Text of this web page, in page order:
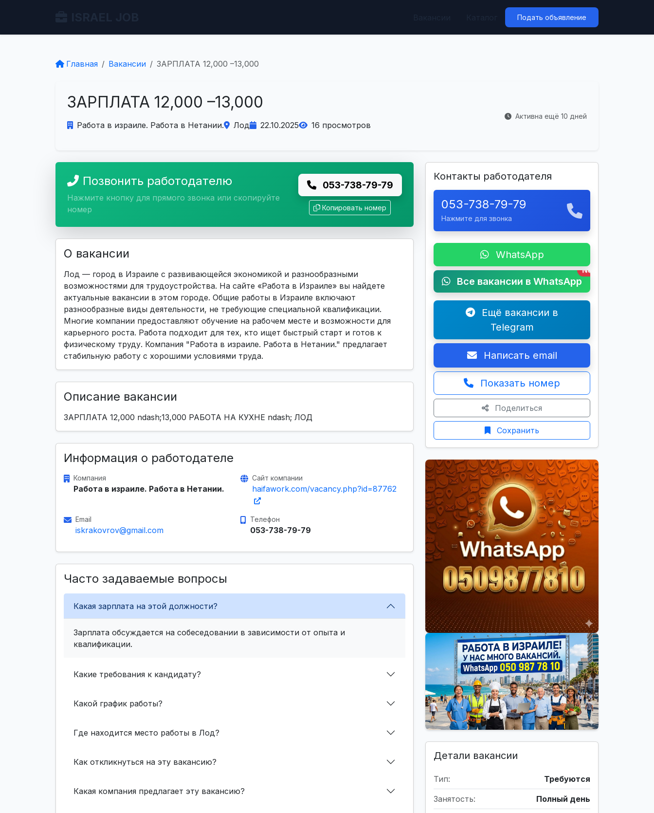
Подать объявление
Главная Вакансии ЗАРПЛАТА 12,000 –13,000
ЗАРПЛАТА 12,000 –13,000
Работа в израиле. Работа в Нетании. Лод 22.10.2025 16 просмотров
Активна ещё 10 дней
Позвонить работодателю
Нажмите кнопку для прямого звонка или скопируйте
номер
053-738-79-79
Копировать номер
О вакансии
Лод — город в Израиле с развивающейся экономикой и разнообразными
возможностями для трудоустройства. На сайте «Работа в Израиле» вы найдете
актуальные вакансии в этом городе. Общие работы в Израиле включают
разнообразные виды деятельности, не требующие специальной квалификации.
Многие компании предоставляют обучение на рабочем месте и возможности для
карьерного роста. Работа подходит для тех, кто ищет быстрый старт и готов к
физическому труду. Компания "Работа в израиле. Работа в Нетании." предлагает
стабильную работу с хорошими условиями труда.
Описание вакансии
ЗАРПЛАТА 12,000 ndash;13,000 РАБОТА НА КУХНЕ ndash; ЛОД
Информация о работодателе
Компания
Работа в израиле. Работа в Нетании.
Сайт компании
haifawork.com/vacancy.php?id=87762
Email
iskrakovrov@gmail.com
Телефон
053-738-79-79
Часто задаваемые вопросы
Какая зарплата на этой должности?
Зарплата обсуждается на собеседовании в зависимости от опыта и
квалификации.
Какие требования к кандидату?
Какой график работы?
Где находится место работы в Лод?
Как откликнуться на эту вакансию?
Какая компания предлагает эту вакансию?
Контакты работодателя
053-738-79-79
Нажмите для звонка
WhatsApp
Все вакансии в WhatsApp
New
Ещё вакансии в
Telegram
Написать email
Показать номер
Поделиться
Сохранить
Детали вакансии
Тип: Требуются
Занятость: Полный день